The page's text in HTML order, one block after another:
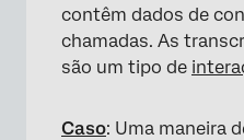
contêm dados de
chamadas. As
são um tipo de
Caso: Uma maneira